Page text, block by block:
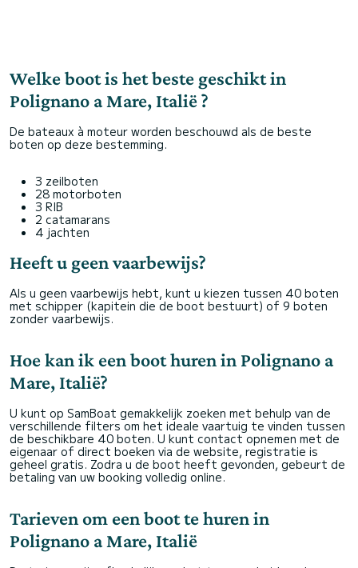
Welke boot is het beste geschikt in
Polignano a Mare, Italië ?
De bateaux à moteur worden beschouwd als de beste
boten op deze bestemming.
3 zeilboten
28 motorboten
3 RIB
2 catamarans
4 jachten
Heeft u geen vaarbewijs?
Als u geen vaarbewijs hebt, kunt u kiezen tussen 40 boten
met schipper (kapitein die de boot bestuurt) of 9 boten
zonder vaarbewijs.
Hoe kan ik een boot huren in Polignano a
Mare, Italië?
U kunt op SamBoat gemakkelijk zoeken met behulp van de
verschillende filters om het ideale vaartuig te vinden tussen
de beschikbare 40 boten. U kunt contact opnemen met de
eigenaar of direct boeken via de website, registratie is
geheel gratis. Zodra u de boot heeft gevonden, gebeurt de
betaling van uw booking volledig online.
Tarieven om een boot te huren in
Polignano a Mare, Italië